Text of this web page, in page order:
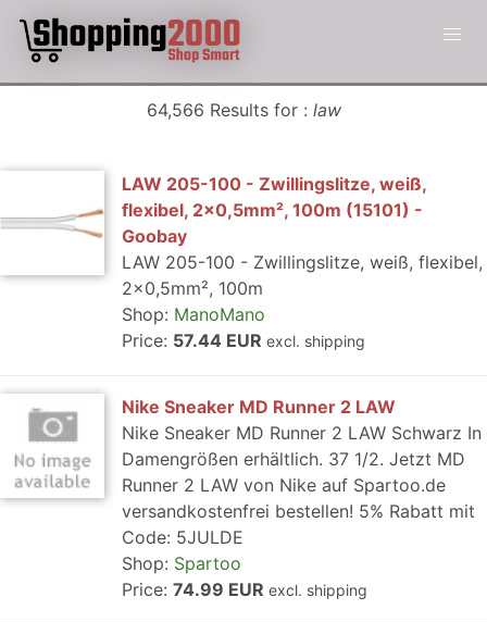
64,566 Results for : law
LAW 205-100 - Zwillingslitze, weiß,
flexibel, 2x0,5mm², 100m (15101) -
Goobay
LAW 205-100 - Zwillingslitze, weiß, flexibel,
2x0,5mm², 100m
Shop: ManoMano
Price: 57.44 EUR excl. shipping
Nike Sneaker MD Runner 2 LAW
Nike Sneaker MD Runner 2 LAW Schwarz In
Damengrößen erhältlich. 37 1/2. Jetzt MD
Runner 2 LAW von Nike auf Spartoo.de
versandkostenfrei bestellen! 5% Rabatt mit
Code: 5JULDE
Shop: Spartoo
Price: 74.99 EUR excl. shipping